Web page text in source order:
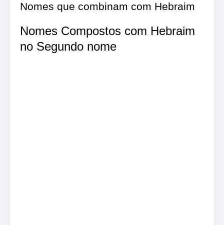
Nomes que combinam com Hebraim
Nomes Compostos com Hebraim
no Segundo nome